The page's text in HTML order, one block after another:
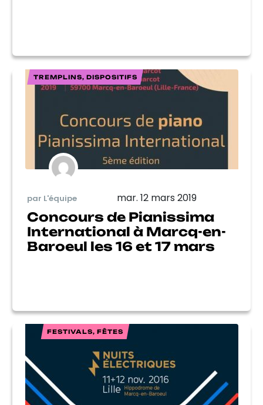
TREMPLINS, DISPOSITIFS
par L'équipe mar. 12 mars 2019
Concours de Pianissima
International à Marcq-en-
Baroeul les 16 et 17 mars
FESTIVALS, FÊTES